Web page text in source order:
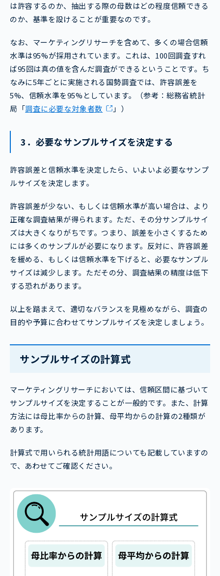
は許容するのか、抽出する際の母数はどの程度信頼できる
のか、基準を設けることが重要なのです。
なお、マーケティングリサーチを含めて、多くの場合信頼
水準は95%が採用されています。これは、100回調査すれ
ば95回は真の値を含んだ調査ができるということです。ち
なみに5年ごとに実施される国勢調査では、許容誤差を
5%、信頼水準を95%としています。（参考：総務省統計
局「調査に必要な対象者数 」）
3．必要なサンプルサイズを決定する
許容誤差と信頼水準を決定したら、いよいよ必要なサンプ
ルサイズを決定します。
許容誤差が少ない、もしくは信頼水準が高い場合は、より
正確な調査結果が得られます。ただ、その分サンプルサイ
ズは大きくなりがちです。つまり、誤差を小さくするため
には多くのサンプルが必要になります。反対に、許容誤差
を緩める、もしくは信頼水準を下げると、必要なサンプル
サイズは減少します。ただその分、調査結果の精度は低下
する恐れがあります。
以上を踏まえて、適切なバランスを見極めながら、調査の
目的や予算に合わせてサンプルサイズを決定しましょう。
サンプルサイズの計算式
マーケティングリサーチにおいては、信頼区間に基づいて
サンプルサイズを決定することが一般的です。また、計算
方法には母比率からの計算、母平均からの計算の2種類が
あります。
計算式で用いられる統計用語についても記載していますの
で、あわせてご確認ください。